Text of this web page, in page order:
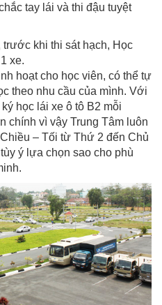
tay lái và thi đậu tuyệt
khi thi sát hạch, Học
xe.
hoạt cho học viên, có thể tự
theo nhu cầu của mình. Với
học lái xe ô tô B2 mỗi
chính vì vậy Trung Tâm luôn
– Tối từ Thứ 2 đến Chủ
ý lựa chọn sao cho phù